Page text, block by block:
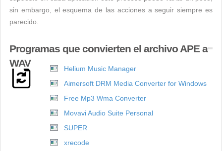
sin embargo, el esquema de las acciones a seguir siempre es
parecido.
Programas que convierten el archivo APE a
WAV
Helium Music Manager
Aimersoft DRM Media Converter for Windows
Free Mp3 Wma Converter
Movavi Audio Suite Personal
SUPER
xrecode